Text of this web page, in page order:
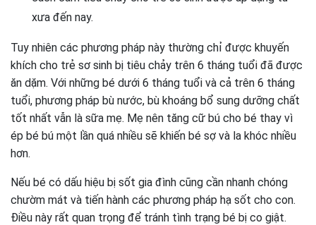
xưa đến nay.
Tuy nhiên các phương pháp này thường chỉ được khuyến
khích cho trẻ sơ sinh bị tiêu chảy trên 6 tháng tuổi đã được
ăn dặm. Với những bé dưới 6 tháng tuổi và cả trên 6 tháng
tuổi, phương pháp bù nước, bù khoáng bổ sung dưỡng chất
tốt nhất vẫn là sữa mẹ. Mẹ nên tăng cữ bú cho bé thay vì
ép bé bú một lần quá nhiều sẽ khiến bé sợ và la khóc nhiều
hơn.
Nếu bé có dấu hiệu bị sốt gia đình cũng cần nhanh chóng
chườm mát và tiến hành các phương pháp hạ sốt cho con.
Điều này rất quan trọng để tránh tình trạng bé bị co giật.